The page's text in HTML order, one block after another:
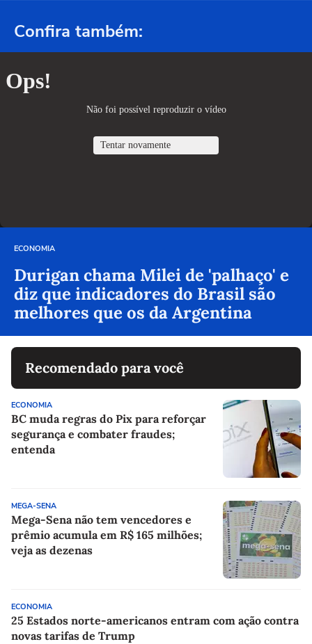
Confira também:
ECONOMIA
Durigan chama Milei de 'palhaço' e
diz que indicadores do Brasil são
melhores que os da Argentina
Recomendado para você
ECONOMIA
BC muda regras do Pix para reforçar
segurança e combater fraudes;
entenda
MEGA-SENA
Mega-Sena não tem vencedores e
prêmio acumula em R$ 165 milhões;
veja as dezenas
ECONOMIA
25 Estados norte-americanos entram com ação contra
novas tarifas de Trump